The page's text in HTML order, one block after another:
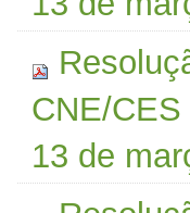
CNE/CES
13 de